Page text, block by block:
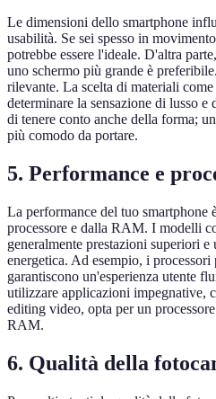
Le dimensioni dello smartphone
usabilità. Se sei spesso in
potrebbe essere l'ideale. D'altra
uno schermo più grande è
rilevante. La scelta di materiali
determinare la sensazione di lusso
di tenere conto anche della forma;
più comodo da portare.
5. Performance e
La performance del tuo smartphone
processore e dalla RAM. I modelli
generalmente prestazioni superiori
energetica. Ad esempio, i
garantiscono un'esperienza utente
utilizzare applicazioni impegnative,
editing video, opta per un
RAM.
6. Qualità della